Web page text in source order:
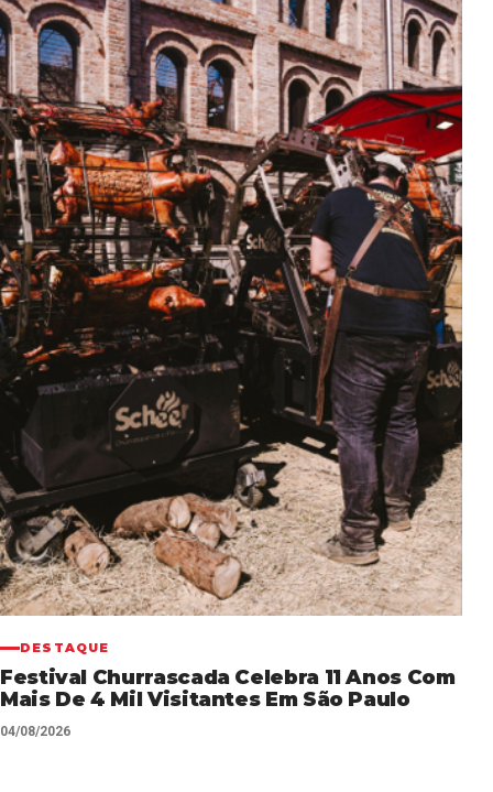
DESTAQUE
Festival Churrascada Celebra 11 Anos Com
Mais De 4 Mil Visitantes Em São Paulo
04/08/2026